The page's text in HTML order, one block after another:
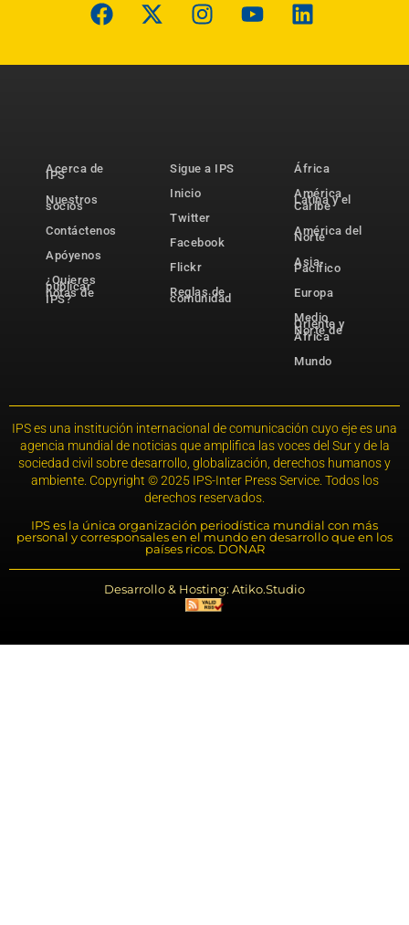
Acerca de
IPS
Nuestros
socios
Contáctenos
Apóyenos
¿Quieres
publicar
notas de
IPS?
Sigue a IPS
Inicio
Twitter
Facebook
Flickr
Reglas de
comunidad
África
América
Latina y el
Caribe
América del
Norte
Asia-
Pacífico
Europa
Medio
Oriente y
Norte de
África
Mundo
IPS es una institución internacional de comunicación cuyo eje es una
agencia mundial de noticias que amplifica las voces del Sur y de la
sociedad civil sobre desarrollo, globalización, derechos humanos y
ambiente. Copyright © 2025 IPS-Inter Press Service. Todos los
derechos reservados.
IPS es la única organización periodística mundial con más
personal y corresponsales en el mundo en desarrollo que en los
países ricos. DONAR
Desarrollo & Hosting: Atiko.Studio